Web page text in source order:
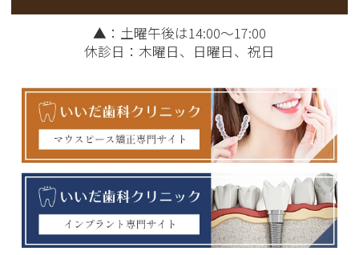
▲ ：土曜午後は14:00～17:00
休診日：木曜日、日曜日、祝日